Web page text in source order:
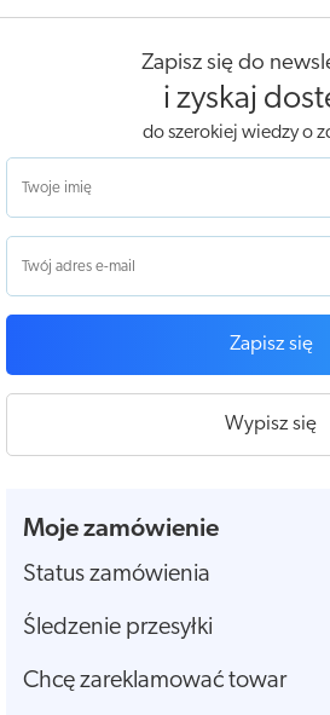
Zapisz się do
i zyskaj
do szerokiej wiedzy o
Zapisz się
Wypisz się
Moje zamówienie
Status zamówienia
Śledzenie przesyłki
Chcę zareklamować towar